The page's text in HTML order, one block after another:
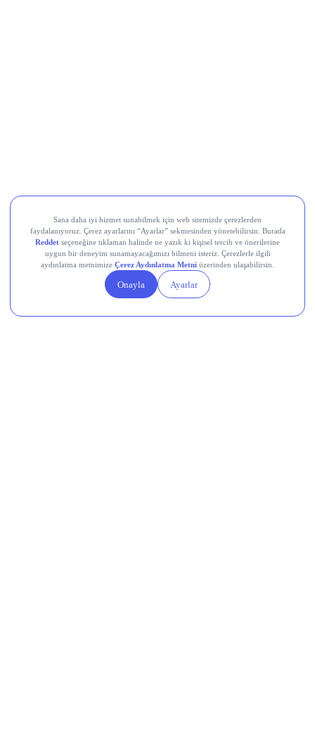
Teknik Analiz Nedir?